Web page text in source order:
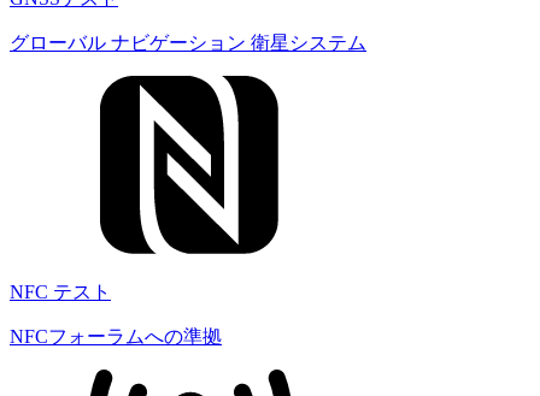
グローバル ナビゲーション 衛星システム
NFC テスト
NFCフォーラムへの準拠